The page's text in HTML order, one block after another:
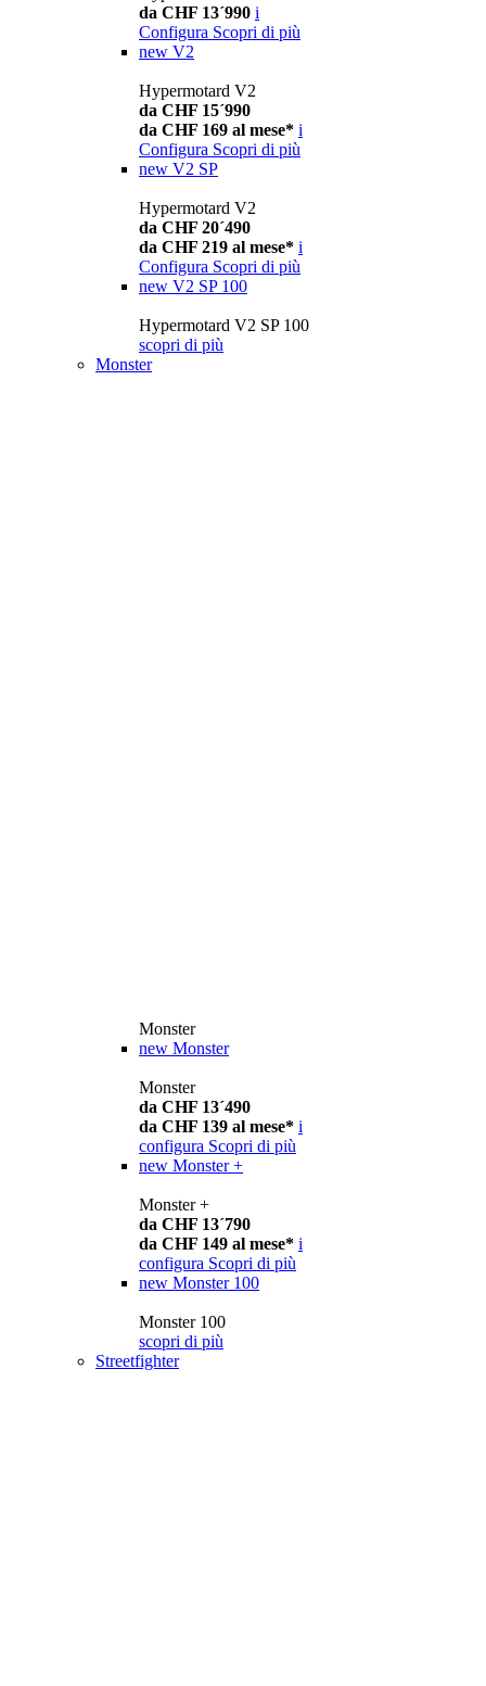
da CHF 13´990 i
Configura Scopri di più
new V2
Hypermotard V2
da CHF 15´990
da CHF 169 al mese* i
Configura Scopri di più
new V2 SP
Hypermotard V2
da CHF 20´490
da CHF 219 al mese* i
Configura Scopri di più
new V2 SP 100
Hypermotard V2 SP 100
scopri di più
Monster
Monster
new Monster
Monster
da CHF 13´490
da CHF 139 al mese* i
configura Scopri di più
new Monster +
Monster +
da CHF 13´790
da CHF 149 al mese* i
configura Scopri di più
new Monster 100
Monster 100
scopri di più
Streetfighter